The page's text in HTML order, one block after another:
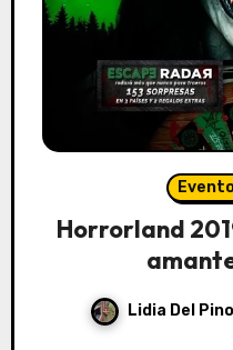
Horrorland
Lidia Del Pino